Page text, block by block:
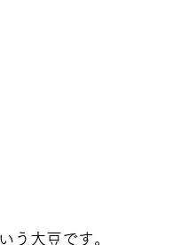
う大豆です。